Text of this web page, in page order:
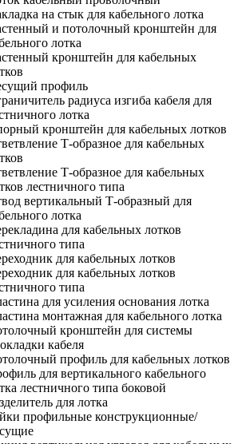
на стык для кабельного лотка
и потолочный кронштейн для
лотка
кронштейн для кабельных
профиль
радиуса изгиба кабеля для
лотка
кронштейн для кабельных лотков
Т-образное для кабельных
Т-образное для кабельных
лестничного типа
вертикальный Т-образный для
лотка
для кабельных лотков
типа
для кабельных лотков
для кабельных лотков
типа
для усиления основания лотка
монтажная для кабельного лотка
кронштейн для системы
кабеля
профиль для кабельных лотков
для вертикального кабельного
лестничного типа боковой
для лотка
профильные конструкционные/